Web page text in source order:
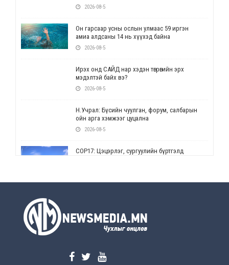
2026-08-5
Он гарсаар усны ослын улмаас 59 иргэн
амиа алдсаны 14 нь хүүхэд байна
2026-08-5
Ирэх онд САЙД нар хэдэн төгрөгийн эрх
мэдэлтэй байх вэ?
2026-08-5
Н.Учрал: Бүсийн чуулган, форум, салбарын
ойн арга хэмжээг цуцална
2026-08-5
СОР17: Цэцэрлэг, сургуулийн бүртгэлд
2026-08-5
2026-08-5